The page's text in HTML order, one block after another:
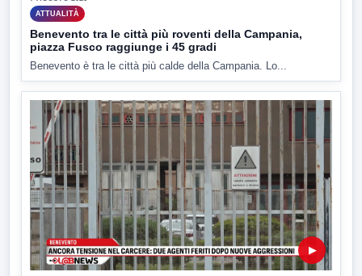
ATTUALITÀ
Benevento tra le città più roventi della Campania,
piazza Fusco raggiunge i 45 gradi
Benevento è tra le città più calde della Campania. Lo...
▶